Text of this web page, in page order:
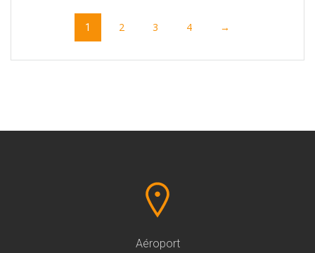
1 2 3 4 →
Aéroport